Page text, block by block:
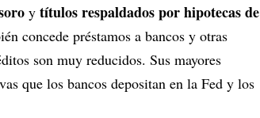
y títulos respaldados por hipotecas de
concede préstamos a bancos y otras
son muy reducidos. Sus mayores
que los bancos depositan en la Fed y los